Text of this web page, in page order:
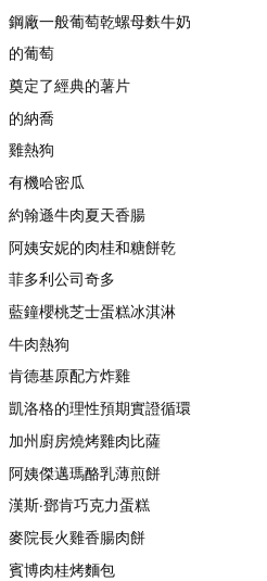
鋼廠一般葡萄乾螺母麩牛奶
的葡萄
奠定了經典的薯片
的納喬
雞熱狗
有機哈密瓜
約翰遜牛肉夏天香腸
阿姨安妮的肉桂和糖餅乾
菲多利公司奇多
藍鐘櫻桃芝士蛋糕冰淇淋
牛肉熱狗
肯德基原配方炸雞
凱洛格的理性預期實證循環
加州廚房燒烤雞肉比薩
阿姨傑邁瑪酪乳薄煎餅
漢斯·鄧肯巧克力蛋糕
麥院長火雞香腸肉餅
賓博肉桂烤麵包